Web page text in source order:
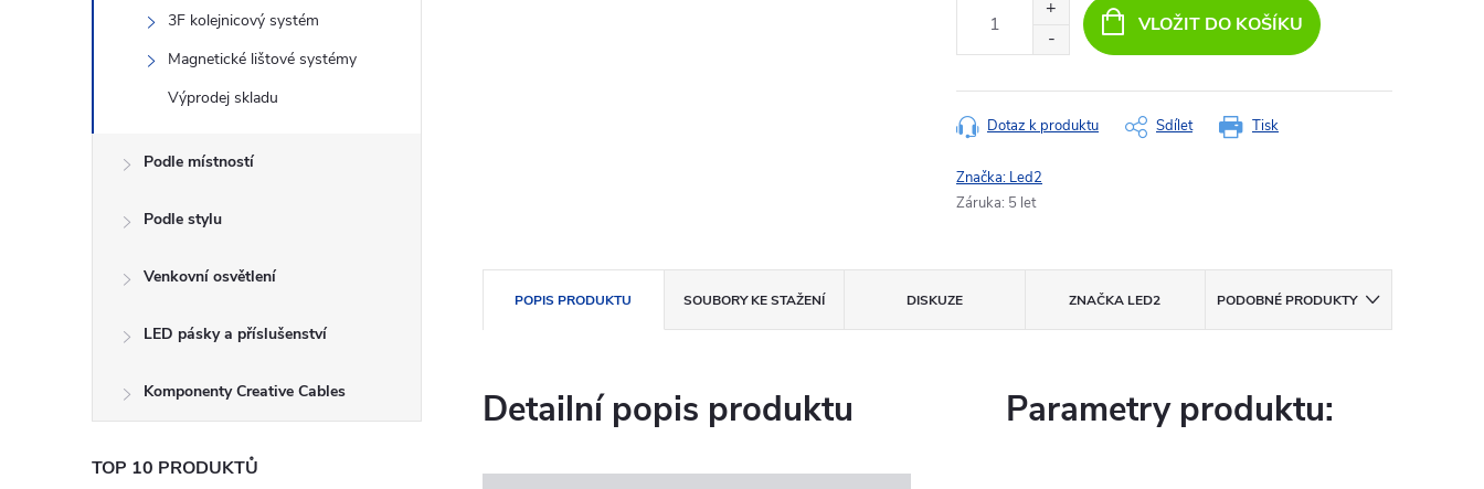
3F kolejnicový systém
Magnetické lištové systémy
Výprodej skladu
Podle místností
Podle stylu
Venkovní osvětlení
LED pásky a příslušenství
Komponenty Creative Cables
TOP 10 PRODUKTŮ
VLOŽIT DO KOŠÍKU
Tisk
Dotaz k produktu Sdílet
Značka: Led2
Záruka: 5 let
POPIS PRODUKTU SOUBORY KE STAŽENÍ DISKUZE ZNAČKA LED2 PODOBNÉ PRODUKTY
Detailní popis produktu Parametry produktu: